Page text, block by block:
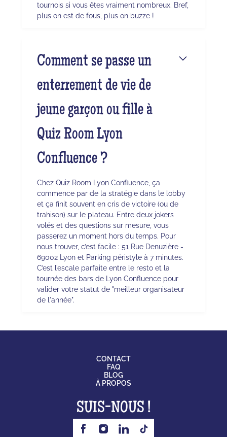
tournois si vous êtes vraiment nombreux. Bref,
plus on est de fous, plus on buzze !
Comment se passe un
enterrement de vie de
jeune garçon ou fille à
Quiz Room Lyon
Confluence ?
Chez Quiz Room Lyon Confluence, ça
commence par de la stratégie dans le lobby
et ça finit souvent en cris de victoire (ou de
trahison) sur le plateau. Entre deux jokers
volés et des questions sur mesure, vous
passerez un moment hors du temps. Pour
nous trouver, c’est facile : 51 Rue Denuzière -
69002 Lyon et Parking péristyle à 7 minutes.
C’est l’escale parfaite entre le resto et la
tournée des bars de Lyon Confluence pour
valider votre statut de "meilleur organisateur
de l'année".
CONTACT
FAQ
BLOG
À PROPOS
SUIS-NOUS !